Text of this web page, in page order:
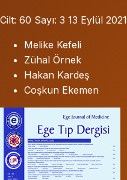
Cilt: 60 Sayı: 3 13 Eylül 2021
Melike Kefeli
Zühal Örnek
Hakan Kardeş
Coşkun Ekemen